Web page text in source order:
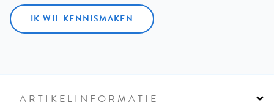
IK WIL KENNISMAKEN
ARTIKELINFORMATIE